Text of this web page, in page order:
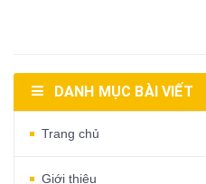
DANH MỤC BÀI VIẾT
Trang chủ
Giới thiệu